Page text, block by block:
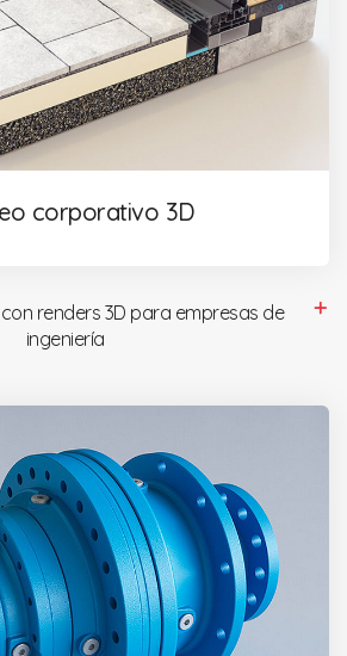
corporativo 3D
renders 3D para empresas de
ingeniería